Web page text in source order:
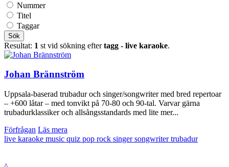
Nummer
Titel
Taggar
Sök
Resultat: 1 st vid sökning eftertagg - live karaoke.
Johan Brännström
Uppsala-baserad trubadur och singer/songwriter med bred repertoar
– +600 låtar – med tonvikt på 70-80 och 90-tal. Varvar gärna
trubadurklassiker och allsångsstandards med lite mer...
Förfrågan Läs mera
live karaoke music quiz pop rock singer songwritertrubadur